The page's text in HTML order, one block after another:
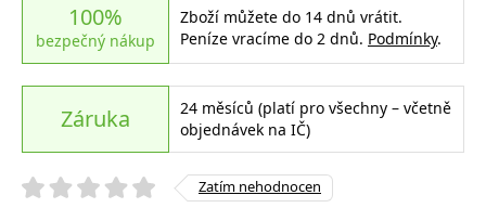
100%
bezpečný nákup
Zboží můžete do 14 dnů vrátit.
Peníze vracíme do 2 dnů. Podmínky.
Záruka
24 měsíců (platí pro všechny – včetně
objednávek na IČ)
Zatím nehodnocen